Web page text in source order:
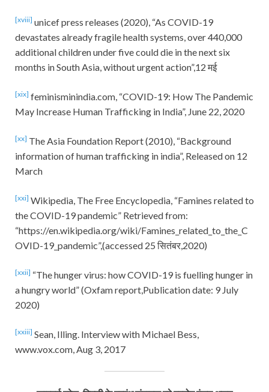
[xviii] unicef press releases (2020), “As COVID-19
devastates already fragile health systems, over 440,000
additional children under five could die in the next six
months in South Asia, without urgent action”,12 मई
[xix] feminisminindia.com, “COVID-19: How The Pandemic
May Increase Human Trafficking in India”, June 22, 2020
[xx] The Asia Foundation Report (2010), “Background
information of human trafficking in india”, Released on 12
March
[xxi] Wikipedia, The Free Encyclopedia, “Famines related to
the COVID-19 pandemic” Retrieved from:
“https://en.wikipedia.org/wiki/Famines_related_to_the_C
OVID-19_pandemic”,(accessed 25 सितंबर,2020)
[xxii] “The hunger virus: how COVID-19 is fuelling hunger in
a hungry world” (Oxfam report,Publication date: 9 July
2020)
[xxiii] Sean, Illing. Interview with Michael Bess,
www.vox.com, Aug 3, 2017